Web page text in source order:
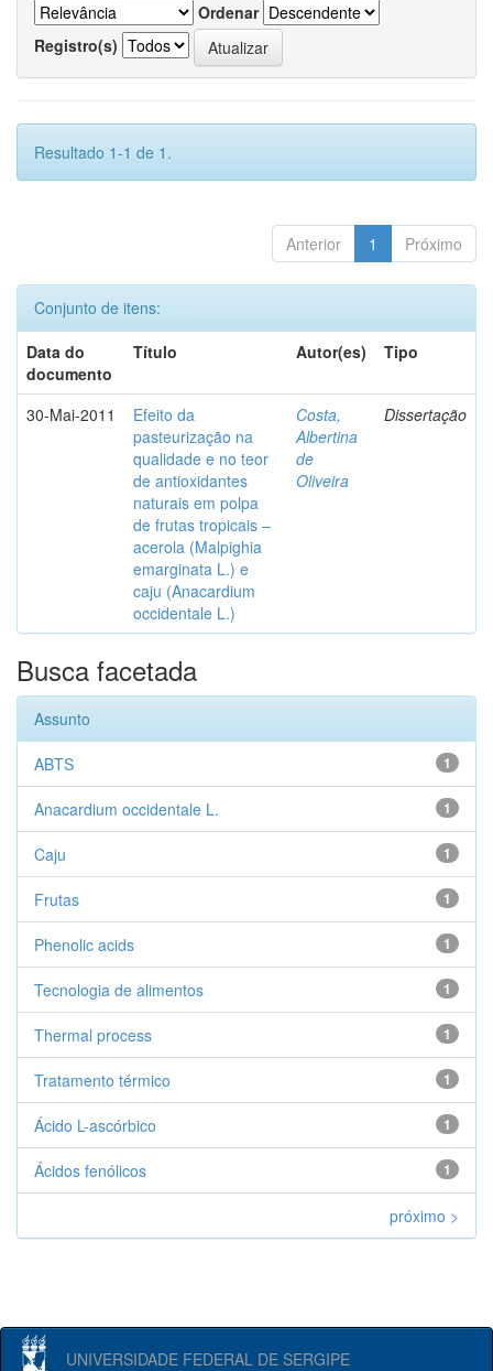
Ordenar
Registro(s)
Resultado 1-1 de 1.
Anterior 1 Próximo
Conjunto de itens:
Data do
documento
Título Autor(es) Tipo
30-Mai-2011
Efeito da
pasteurização na
qualidade e no teor
de antioxidantes
naturais em polpa
de frutas tropicais –
acerola (Malpighia
emarginata L.) e
caju (Anacardium
occidentale L.)
Costa,
Albertina
de
Oliveira
Dissertação
Busca facetada
Assunto
1
ABTS
1
Anacardium occidentale L.
1
Caju
1
Frutas
1
Phenolic acids
1
Tecnologia de alimentos
1
Thermal process
1
Tratamento térmico
1
Ácido L-ascórbico
1
Ácidos fenólicos
próximo >
UNIVERSIDADE FEDERAL DE SERGIPE